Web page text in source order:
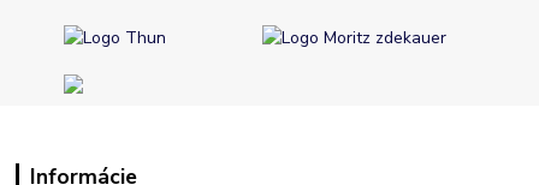
Informácie